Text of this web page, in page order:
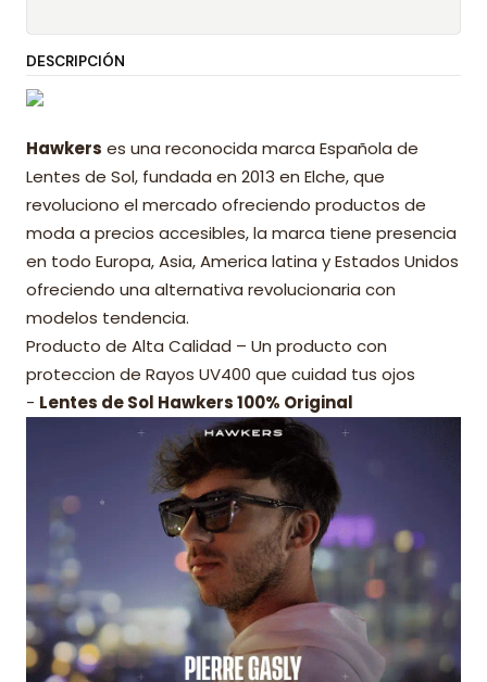
DESCRIPCIÓN
Hawkers es una reconocida marca Española de
Lentes de Sol, fundada en 2013 en Elche, que
revoluciono el mercado ofreciendo productos de
moda a precios accesibles, la marca tiene presencia
en todo Europa, Asia, America latina y Estados Unidos
ofreciendo una alternativa revolucionaria con
modelos tendencia.
Producto de Alta Calidad – Un producto con
proteccion de Rayos UV400 que cuidad tus ojos
- Lentes de Sol Hawkers 100% Original